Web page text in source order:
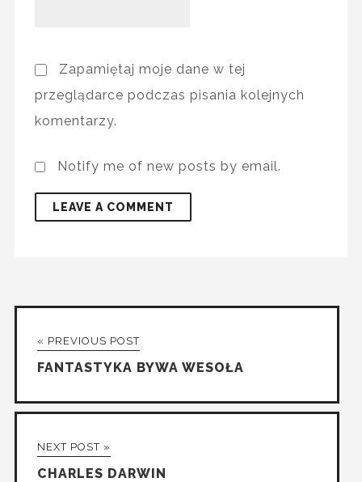
Zapamiętaj moje dane w tej
przeglądarce podczas pisania kolejnych
komentarzy.
Notify me of new posts by email.
« PREVIOUS POST
FANTASTYKA BYWA WESOŁA
NEXT POST »
CHARLES DARWIN